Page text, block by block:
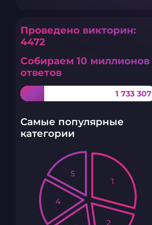
Проведено викторин:
4472
Собираем 10 миллионов
ответов
1 733 307
Самые популярные
категории
1
2
4
5